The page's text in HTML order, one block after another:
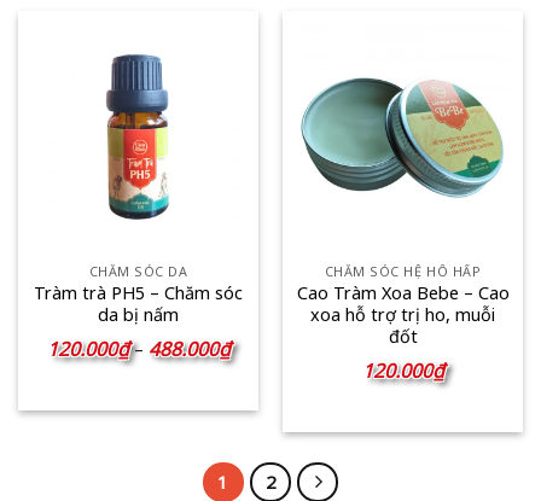
CHĂM SÓC DA
Tràm trà PH5 – Chăm sóc
da bị nấm
120.000₫ – 488.000₫Khoảng
giá:
đến
488.000₫
CHĂM SÓC HỆ HÔ HẤP
Cao Tràm Xoa Bebe – Cao
xoa hỗ trợ trị ho, muỗi
đốt
120.000₫
1 2